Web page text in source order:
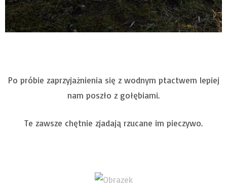
Po próbie zaprzyjażnienia się z wodnym ptactwem lepiej
nam poszło z gołębiami.
Te zawsze chętnie zjadają rzucane im pieczywo.